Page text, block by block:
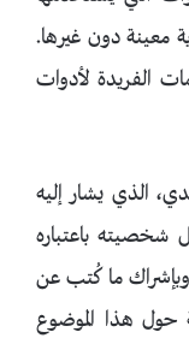
معينة دون غيرها.
الفريدة لأدوات
الذي يشار إليه
شخصيته باعتباره
وبإشراك ما كُتب عن
هذا الموضوع